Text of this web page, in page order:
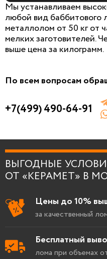
И
Заполните форму,
Я согласен на
данных.
Мы устанавливаем
любой вид баббитового
металлолом от 50 кг от
мелких заготовителей.
выше цена за килограмм.
По всем вопросам
+7(499) 490-64-91
ВЫГОДНЫЕ
ОТ «КЕРАМЕТ» В
Цены до 10%
за качественный
Бесплатный
лома при объемах